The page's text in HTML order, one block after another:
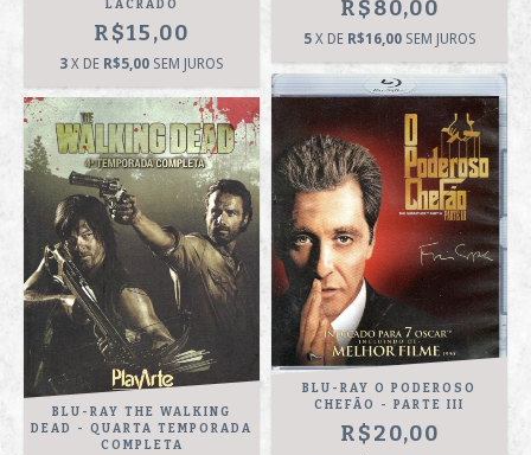
LACRADO
R$15,00
3 X DE R$5,00 SEM JUROS
R$80,00
5 X DE R$16,00 SEM JUROS
BLU-RAY THE WALKING
DEAD - QUARTA TEMPORADA
COMPLETA
BLU-RAY O PODEROSO
CHEFÃO - PARTE III
R$20,00